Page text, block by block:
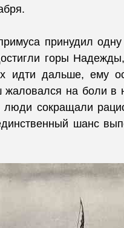
принудил одну
горы
дальше, ему
на боли в
люди сокращали
шанс